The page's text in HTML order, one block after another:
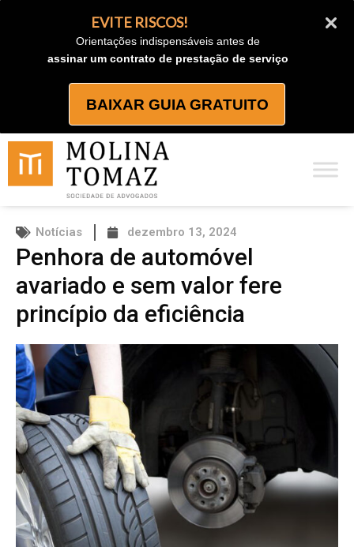
EVITE RISCOS!
Orientações indispensáveis antes de
assinar um contrato de prestação de serviço
BAIXAR GUIA GRATUITO
Notícias dezembro 13, 2024
Penhora de automóvel
avariado e sem valor fere
princípio da eficiência